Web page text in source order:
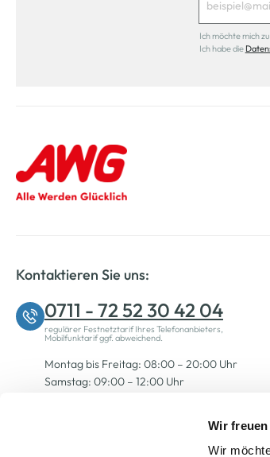
Wir
Wir
Ich möchte mich
Ich habe die
Kontaktieren Sie uns:
0711 - 72 52 30 42 04
regulärer Festnetztarif Ihres Telefonanbieters,
Mobilfunktarif ggf. abweichend.
Montag bis Freitag: 08:00 – 20:00 Uhr
Samstag: 09:00 – 12:00 Uhr